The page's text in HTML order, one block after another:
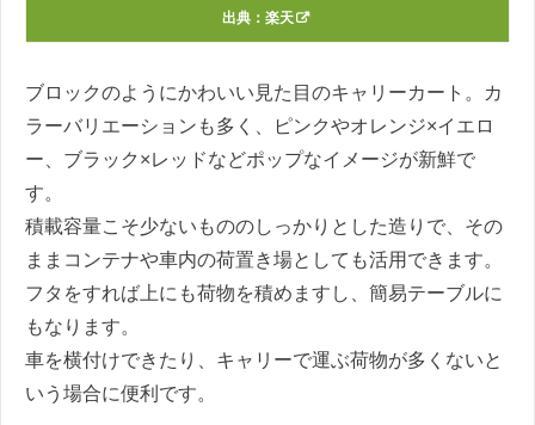
出典： 楽天
ブロックのようにかわいい見た目のキャリーカート。カ
ラーバリエーションも多く、ピンクやオレンジ×イエロ
ー、ブラック×レッドなどポップなイメージが新鮮で
す。
積載容量こそ少ないもののしっかりとした造りで、その
ままコンテナや車内の荷置き場としても活用できます。
フタをすれば上にも荷物を積めますし、簡易テーブルに
もなります。
車を横付けできたり、キャリーで運ぶ荷物が多くないと
いう場合に便利です。